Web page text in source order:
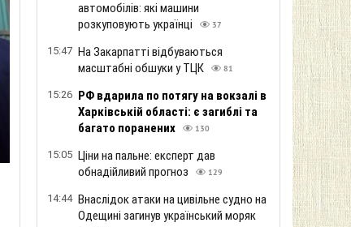
автомобілів: які машини
розкуповують українці
37
15:47 На Закарпатті відбуваються
масштабні обшуки у ТЦК
81
15:26 РФ вдарила по потягу на вокзалі в
Харківській області: є загиблі та
багато поранених
130
15:05 Ціни на пальне: експерт дав
обнадійливий прогноз
129
14:44 Внаслідок атаки на цивільне судно на
Одещині загинув український моряк